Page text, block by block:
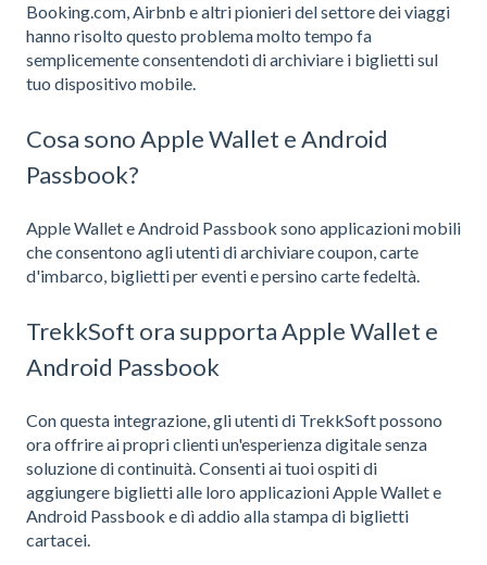
Booking.com, Airbnb e altri pionieri del settore dei viaggi
hanno risolto questo problema molto tempo fa
semplicemente consentendoti di archiviare i biglietti sul
tuo dispositivo mobile.
Cosa sono Apple Wallet e Android
Passbook?
Apple Wallet e Android Passbook sono applicazioni mobili
che consentono agli utenti di archiviare coupon, carte
d'imbarco, biglietti per eventi e persino carte fedeltà.
TrekkSoft ora supporta Apple Wallet e
Android Passbook
Con questa integrazione, gli utenti di TrekkSoft possono
ora offrire ai propri clienti un'esperienza digitale senza
soluzione di continuità. Consenti ai tuoi ospiti di
aggiungere biglietti alle loro applicazioni Apple Wallet e
Android Passbook e dì addio alla stampa di biglietti
cartacei.